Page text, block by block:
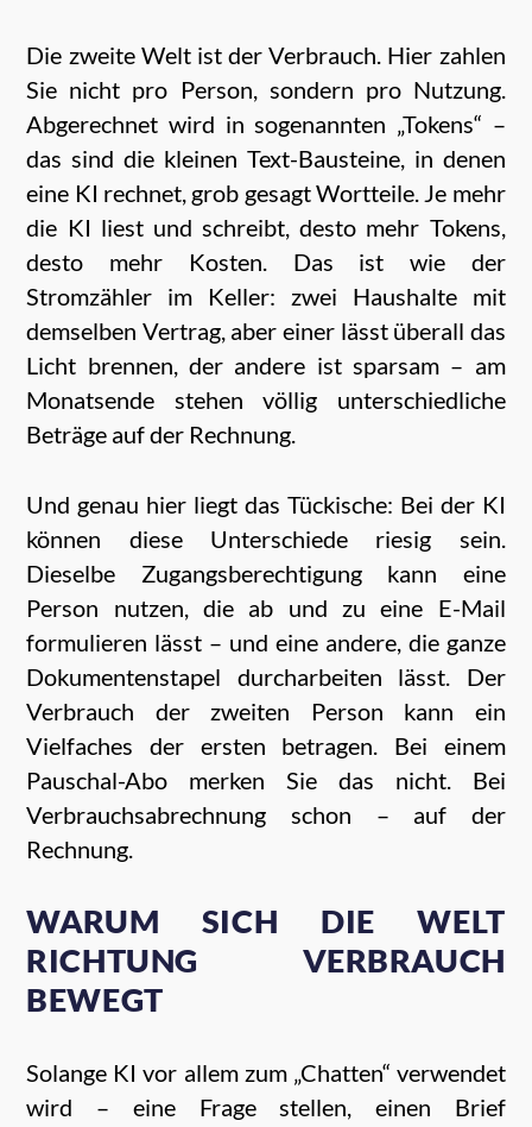
Die zweite Welt ist der Verbrauch. Hier zahlen
Sie nicht pro Person, sondern pro Nutzung.
Abgerechnet wird in sogenannten „Tokens“ –
das sind die kleinen Text-Bausteine, in denen
eine KI rechnet, grob gesagt Wortteile. Je mehr
die KI liest und schreibt, desto mehr Tokens,
desto mehr Kosten. Das ist wie der
Stromzähler im Keller: zwei Haushalte mit
demselben Vertrag, aber einer lässt überall das
Licht brennen, der andere ist sparsam – am
Monatsende stehen völlig unterschiedliche
Beträge auf der Rechnung.
Und genau hier liegt das Tückische: Bei der KI
können diese Unterschiede riesig sein.
Dieselbe Zugangsberechtigung kann eine
Person nutzen, die ab und zu eine E-Mail
formulieren lässt – und eine andere, die ganze
Dokumentenstapel durcharbeiten lässt. Der
Verbrauch der zweiten Person kann ein
Vielfaches der ersten betragen. Bei einem
Pauschal-Abo merken Sie das nicht. Bei
Verbrauchsabrechnung schon – auf der
Rechnung.
WARUM SICH DIE WELT
RICHTUNG VERBRAUCH
BEWEGT
Solange KI vor allem zum „Chatten“ verwendet
wird – eine Frage stellen, einen Brief